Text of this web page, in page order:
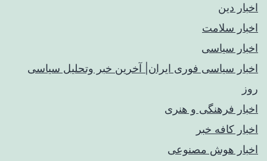
اخبار دین
اخبار سلامت
اخبار سیاسی
اخبار سیاسی فوری ایران| آخرین خبر وتحلیل سیاسی
روز
اخبار فرهنگی و هنری
اخبار کافه خبر
اخبار هوش مصنوعی